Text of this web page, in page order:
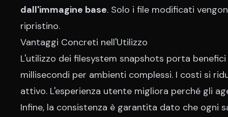
dall'immagine base. Solo i file modificati
ripristino.
Vantaggi Concreti nell'Utilizzo
L'utilizzo dei filesystem snapshots porta
millisecondi per ambienti complessi. I costi si
attivo. L'esperienza utente migliora perché gli
Infine, la consistenza è garantita dato che